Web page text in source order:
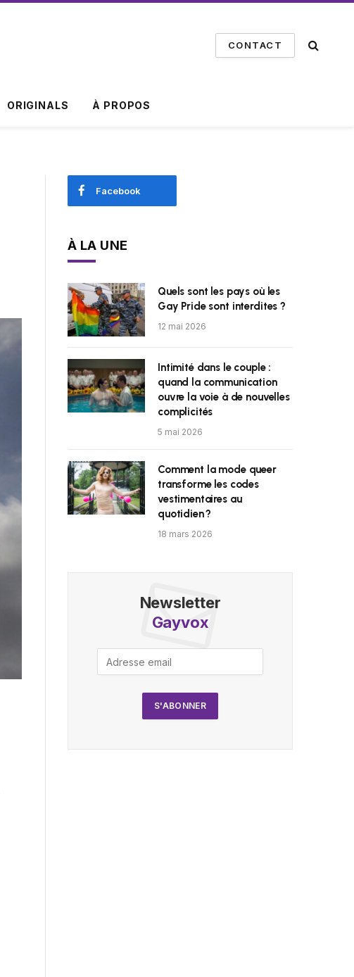
CONTACT
ORIGINALS À PROPOS
Facebook
À LA UNE
Quels sont les pays où les
Gay Pride sont interdites ?
12 mai 2026
Intimité dans le couple :
quand la communication
ouvre la voie à de nouvelles
complicités
5 mai 2026
Comment la mode queer
transforme les codes
vestimentaires au
quotidien ?
18 mars 2026
Newsletter
Gayvox